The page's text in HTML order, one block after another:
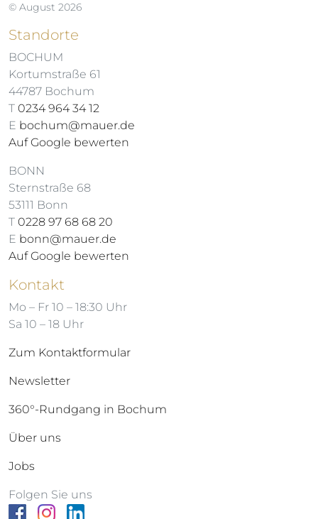
© August 2026
Standorte
BOCHUM
Kortumstraße 61
44787 Bochum
T 0234 964 34 12
E bochum@mauer.de
Auf Google bewerten
BONN
Sternstraße 68
53111 Bonn
T 0228 97 68 68 20
E bonn@mauer.de
Auf Google bewerten
Kontakt
Mo – Fr 10 – 18:30 Uhr
Sa 10 – 18 Uhr
Zum Kontaktformular
Newsletter
360°-Rundgang in Bochum
Über uns
Jobs
Folgen Sie uns